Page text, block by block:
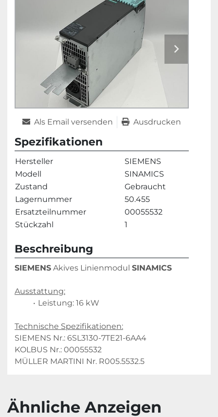
Als Email versenden Ausdrucken
Spezifikationen
Hersteller
SIEMENS
Modell
SINAMICS
Zustand
Gebraucht
Lagernummer
50.455
Ersatzteilnummer
00055532
Stückzahl
1
Beschreibung
SIEMENS Akives Linienmodul SINAMICS
Ausstattung:
Leistung: 16 kW
Technische Spezifikationen:
SIEMENS Nr.: 6SL3130-7TE21-6AA4
KOLBUS Nr.: 00055532
MÜLLER MARTINI Nr. R005.5532.5
Ähnliche Anzeigen